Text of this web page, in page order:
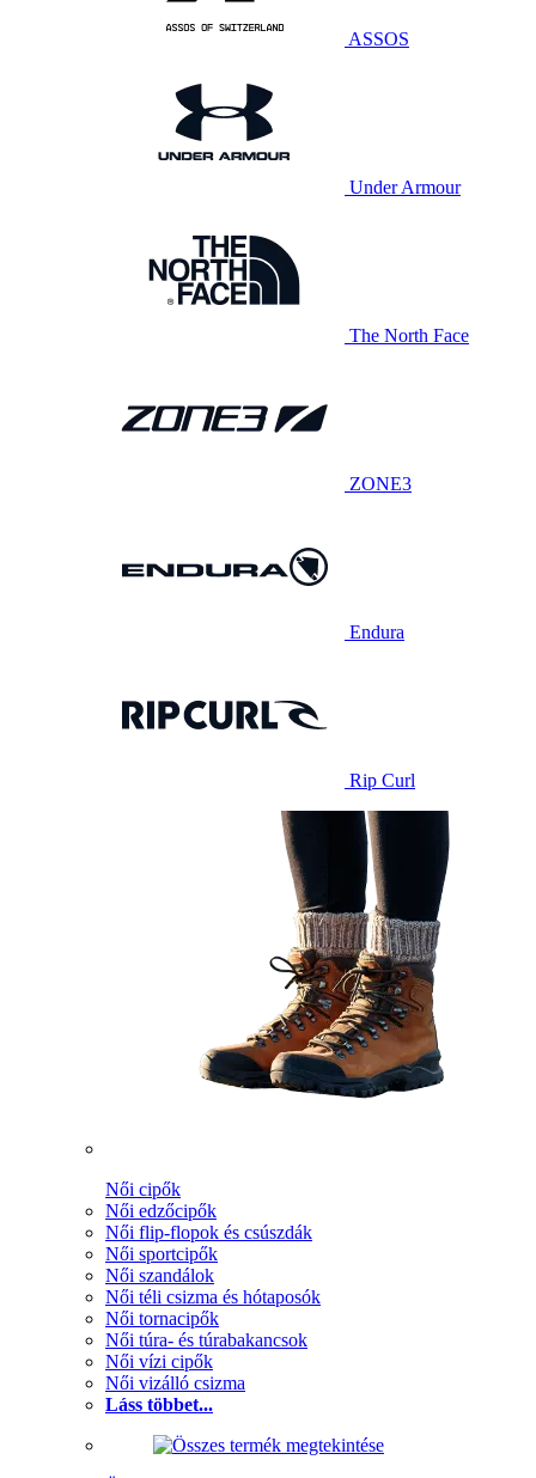
ASSOS
Under Armour
The North Face
ZONE3
Endura
Rip Curl
Női cipők
Női edzőcipők
Női flip-flopok és csúszdák
Női sportcipők
Női szandálok
Női téli csizma és hótaposók
Női tornacipők
Női túra- és túrabakancsok
Női vízi cipők
Női vizálló csizma
Láss többet...